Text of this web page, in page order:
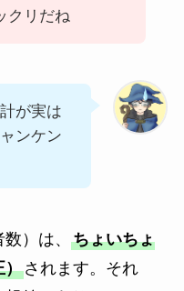
クリだね
が実は
ンケン
）は、
ちょいちょ
）されます。それ